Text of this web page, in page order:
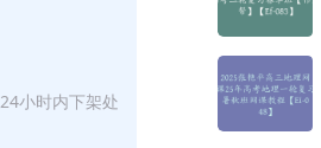
小时内下架处